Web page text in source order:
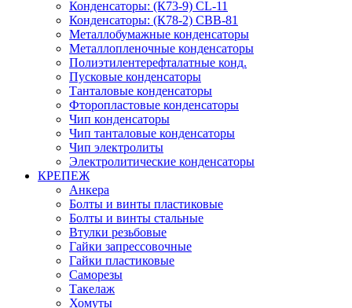
Конденсаторы: (К73-9) CL-11
Конденсаторы: (К78-2) CBB-81
Металлобумажные конденсаторы
Металлопленочные конденсаторы
Полиэтилентерефталатные конд.
Пусковые конденсаторы
Танталовые конденсаторы
Фторопластовые конденсаторы
Чип конденсаторы
Чип танталовые конденсаторы
Чип электролиты
Электролитические конденсаторы
КРЕПЕЖ
Анкера
Болты и винты пластиковые
Болты и винты стальные
Втулки резьбовые
Гайки запрессовочные
Гайки пластиковые
Саморезы
Такелаж
Хомуты